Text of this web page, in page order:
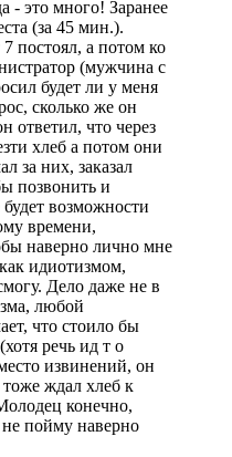
- это много! Заранее
(за 45 мин.).
постоял, а потом ко
(мужчина с
будет ли у меня
сколько же он
ответил, что через
хлеб а потом они
за них, заказал
позвонить и
возможности
времени,
наверно лично мне
идиотизмом,
Дело даже не в
любой
что стоило бы
речь ид т о
извинений, он
тоже ждал хлеб к
конечно,
не пойму наверно